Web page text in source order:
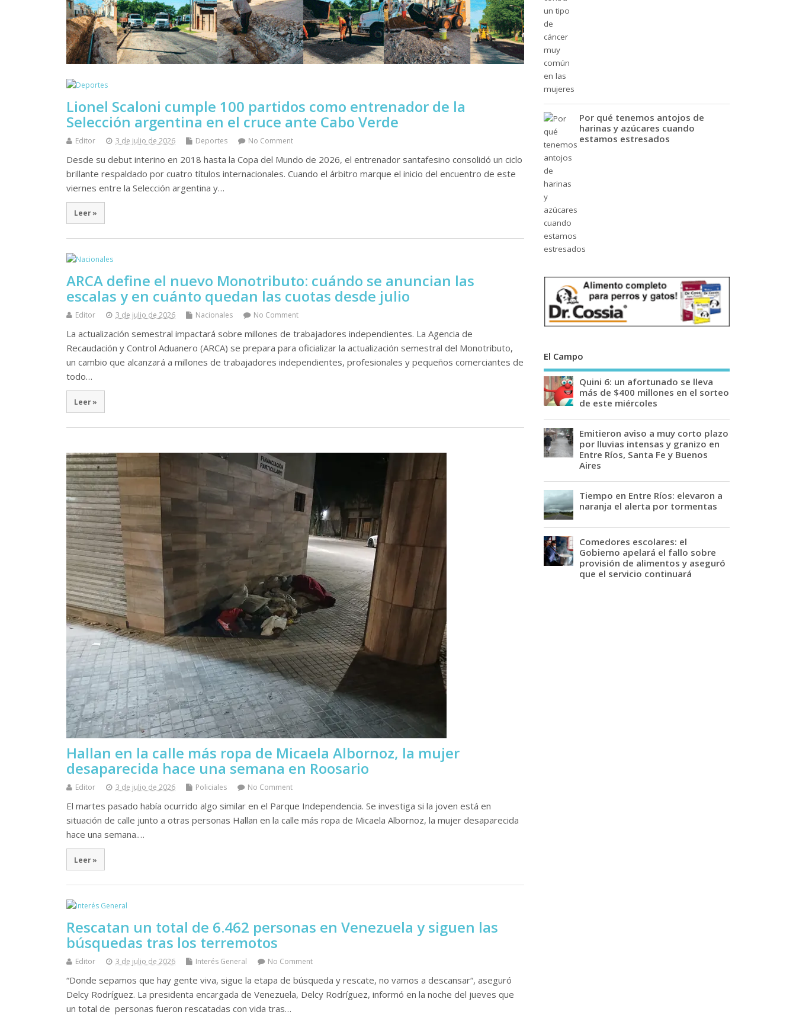
Lionel Scaloni cumple 100 partidos como entrenador de la
Selección argentina en el cruce ante Cabo Verde
Editor 3 de julio de 2026 Deportes No Comment
Desde su debut interino en 2018 hasta la Copa del Mundo de 2026, el entrenador santafesino consolidó un ciclo
brillante respaldado por cuatro títulos internacionales. Cuando el árbitro marque el inicio del encuentro de este
viernes entre la Selección argentina y…
Leer »
ARCA define el nuevo Monotributo: cuándo se anuncian las
escalas y en cuánto quedan las cuotas desde julio
Editor 3 de julio de 2026 Nacionales No Comment
La actualización semestral impactará sobre millones de trabajadores independientes. La Agencia de
Recaudación y Control Aduanero (ARCA) se prepara para oficializar la actualización semestral del Monotributo,
un cambio que alcanzará a millones de trabajadores independientes, profesionales y pequeños comerciantes de
todo…
Leer »
Hallan en la calle más ropa de Micaela Albornoz, la mujer
desaparecida hace una semana en Roosario
Editor 3 de julio de 2026 Policiales No Comment
El martes pasado había ocurrido algo similar en el Parque Independencia. Se investiga si la joven está en
situación de calle junto a otras personas Hallan en la calle más ropa de Micaela Albornoz, la mujer desaparecida
hace una semana.…
Leer »
Rescatan un total de 6.462 personas en Venezuela y siguen las
búsquedas tras los terremotos
Editor 3 de julio de 2026 Interés General No Comment
“Donde sepamos que hay gente viva, sigue la etapa de búsqueda y rescate, no vamos a descansar“, aseguró
Delcy Rodríguez. La presidenta encargada de Venezuela, Delcy Rodríguez, informó en la noche del jueves que
un total de personas fueron rescatadas con vida tras…
Por qué tenemos antojos de
harinas y azúcares cuando
estamos estresados
El Campo
Quini 6: un afortunado se lleva
más de $400 millones en el sorteo
de este miércoles
Emitieron aviso a muy corto plazo
por lluvias intensas y granizo en
Entre Ríos, Santa Fe y Buenos
Aires
Tiempo en Entre Ríos: elevaron a
naranja el alerta por tormentas
Comedores escolares: el
Gobierno apelará el fallo sobre
provisión de alimentos y aseguró
que el servicio continuará